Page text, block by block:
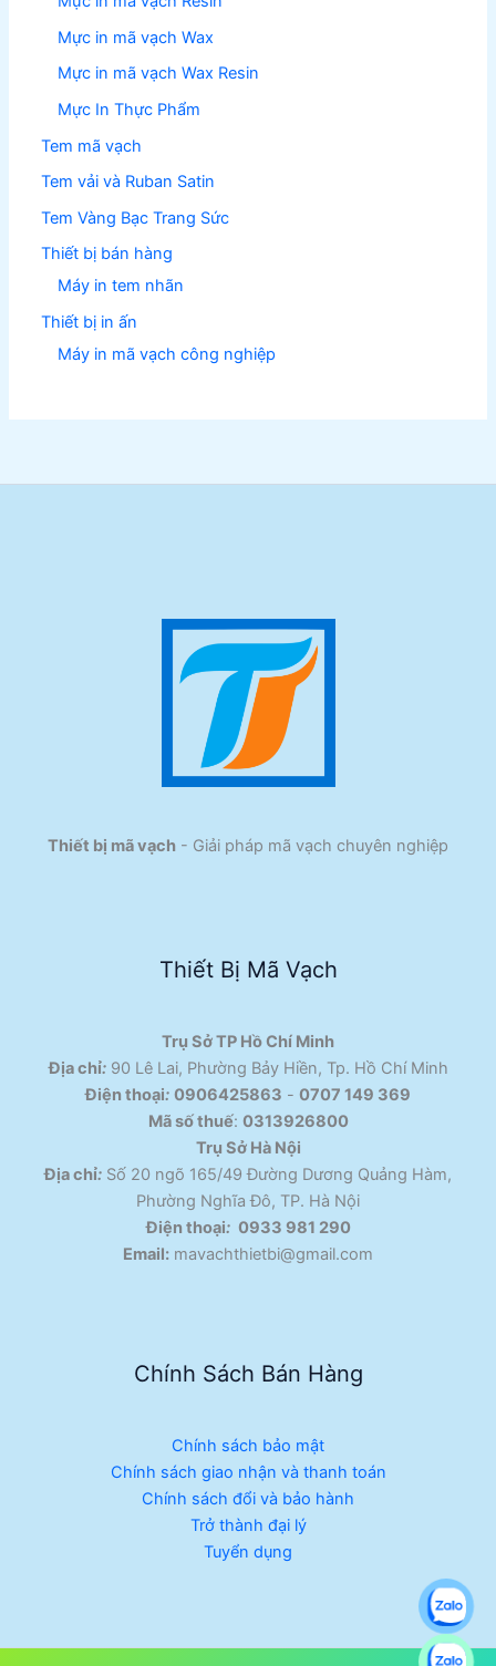
Mực in mã vạch Wax
Mực in mã vạch Wax Resin
Mực In Thực Phẩm
Tem mã vạch
Tem vải và Ruban Satin
Tem Vàng Bạc Trang Sức
Thiết bị bán hàng
Máy in tem nhãn
Thiết bị in ấn
Máy in mã vạch công nghiệp
Thiết bị mã vạch - Giải pháp mã vạch chuyên nghiệp
Thiết Bị Mã Vạch
Trụ Sở TP Hồ Chí Minh
Địa chỉ:90 Lê Lai, Phường Bảy Hiền, Tp. Hồ Chí Minh
Điện thoại: 0906425863 - 0707 149 369
Mã số thuế: 0313926800
Trụ Sở Hà Nội
Địa chỉ: Số 20 ngõ 165/49 Đường Dương Quảng Hàm,
Phường Nghĩa Đô, TP. Hà Nội
Điện thoại: 0933 981 290
Email: mavachthietbi@gmail.com
Chính Sách Bán Hàng
Chính sách bảo mật
Chính sách giao nhận và thanh toán
Chính sách đổi và bảo hành
Trở thành đại lý
Tuyển dụng